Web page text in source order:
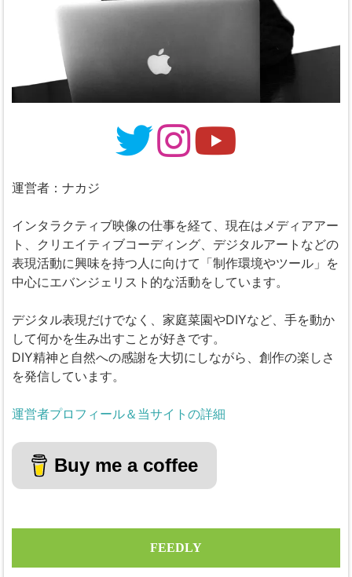
運営者：ナカジ
インタラクティブ映像の仕事を経て、現在はメディアアー
ト、クリエイティブコーディング、デジタルアートなどの
表現活動に興味を持つ人に向けて「制作環境やツール」を
中心にエバンジェリスト的な活動をしています。
デジタル表現だけでなく、家庭菜園やDIYなど、手を動か
して何かを生み出すことが好きです。
DIY精神と自然への感謝を大切にしながら、創作の楽しさ
を発信しています。
運営者プロフィール＆当サイトの詳細
Buy me a coffee
FEEDLY